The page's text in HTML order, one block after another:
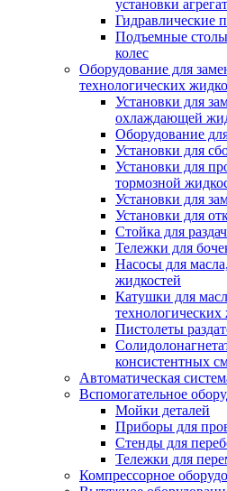
установки
Гидравлические
Подъемные
колес
Оборудование для
технологических
Установки для
охлаждающей
Оборудование
Установки для
Установки для
тормозной
Установки для
Установки для
Стойка для
Тележки для
Насосы для
жидкостей
Катушки для
технологических
Пистолеты
консистентных
Автоматическая
Вспомогательное
Мойки деталей
Приборы для
Стенды для
Тележки для
Компрессорное